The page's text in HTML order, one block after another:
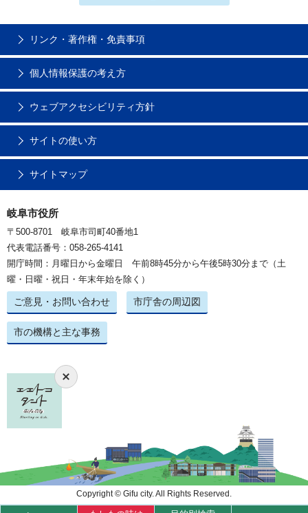
リンク・著作権・免責事項
個人情報保護の考え方
ウェブアクセシビリティ方針
サイトの使い方
サイトマップ
岐阜市役所
〒500-8701 岐阜市司町40番地1
代表電話番号：058-265-4141
開庁時間：月曜日から金曜日 午前8時45分から午後5時30分まで（土
曜・日曜・祝日・年末年始を除く）
ご意見・お問い合わせ 市庁舎の周辺図
市の機構と主な事務
Copyright © Gifu city. All Rights Reserved.